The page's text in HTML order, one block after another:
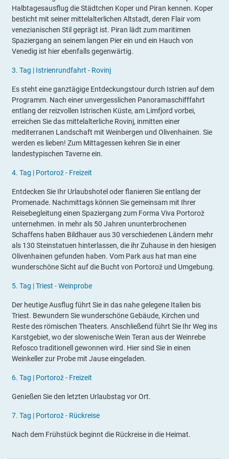
Halbtagesausflug die Städtchen Koper und Piran kennen. Koper
besticht mit seiner mittelalterlichen Altstadt, deren Flair vom
venezianischen Stil geprägt ist. Piran lädt zum maritimen
Spaziergang an seinem langen Pier ein und ein Hauch von
Venedig ist hier ebenfalls gegenwärtig.
3. Tag | Istrienrundfahrt - Rovinj
Es steht eine ganztägige Entdeckungstour durch Istrien auf dem
Programm. Nach einer unvergesslichen Panoramaschifffahrt
entlang der reizvollen Istrischen Küste, am Limfjord vorbei,
erreichen Sie das mittelalterliche Rovinj, inmitten einer
mediterranen Landschaft mit Weinbergen und Olivenhainen. Sie
werden es lieben! Zum Mittagessen kehren Sie in einer
landestypischen Taverne ein.
4. Tag | Portorož- Freizeit
Entdecken Sie Ihr Urlaubshotel oder flanieren Sie entlang der
Promenade. Nachmittags können Sie gemeinsam mit Ihrer
Reisebegleitung einen Spaziergang zum Forma Viva Portorož
unternehmen. In mehr als 50 Jahren ununterbrochenen
Schaffens haben Bildhauer aus 30 verschiedenen Ländern mehr
als 130 Steinstatuen hinterlassen, die ihr Zuhause in den hiesigen
Olivenhainen gefunden haben. Vom Park aus hat man eine
wunderschöne Sicht auf die Bucht von Portorož und Umgebung.
5. Tag |Triest - Weinprobe
Der heutige Ausflug führt Sie in das nahe gelegene Italien bis
Triest. Bewundern Sie wunderschöne Gebäude, Kirchen und
Reste des römischen Theaters. Anschließend führt Sie Ihr Weg ins
Karstgebiet, wo der slowenische Wein Teran aus der Weinrebe
Refosco traditionell gewonnen wird. Hier sind Sie in einen
Weinkeller zur Probe mit Jause eingeladen.
6. Tag | Portorož- Freizeit
Genießen Sie den letzten Urlaubstag vor Ort.
7. Tag | Portorož- Rückreise
Nach dem Frühstück beginnt die Rückreise in die Heimat.